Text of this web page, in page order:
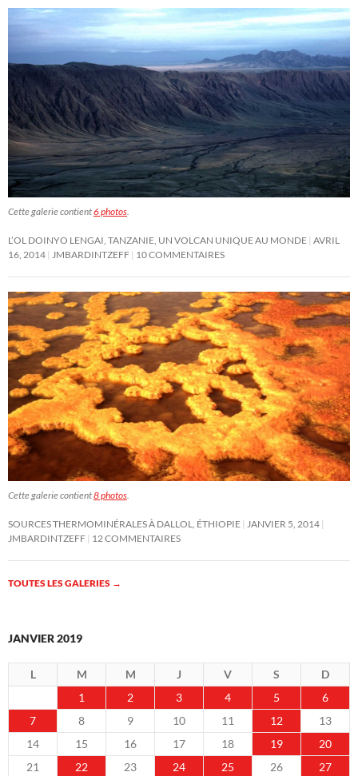
Cette galerie contient6 photos.
L’OL DOINYO LENGAI, TANZANIE, UN VOLCAN UNIQUE AU MONDE AVRIL
16, 2014 JMBARDINTZEFF 10 COMMENTAIRES
Cette galerie contient8 photos.
SOURCES THERMOMINÉRALES À DALLOL, ÉTHIOPIE JANVIER 5, 2014
JMBARDINTZEFF 12 COMMENTAIRES
TOUTES LES GALERIES →
JANVIER 2019
L M M J V S
D
1
2 3 4 5
6
7
8 9 10 11 12
13
14
15 16 17 18 19
20
21
22 23 24 25 26 27